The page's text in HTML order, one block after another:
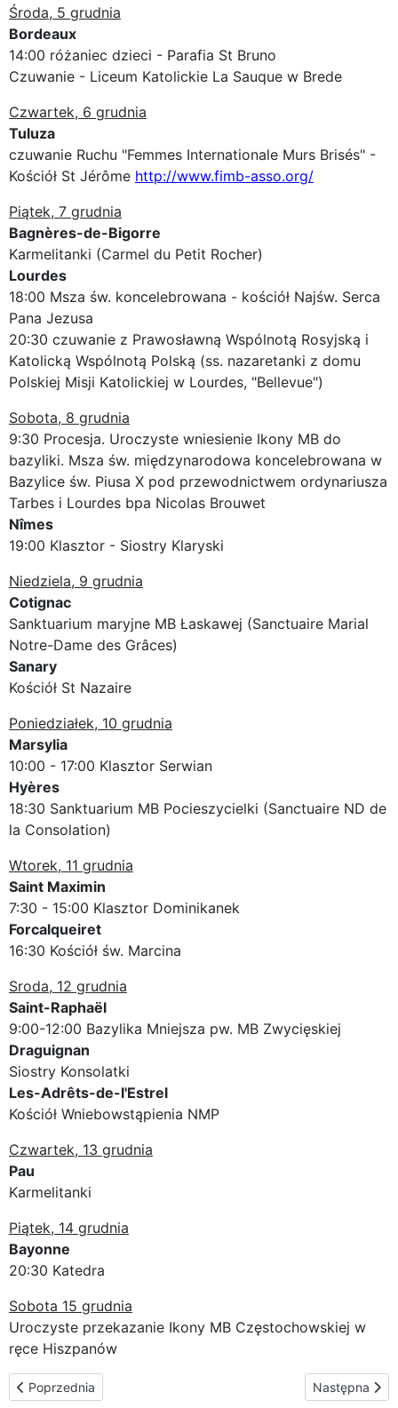
Środa, 5 grudnia
Bordeaux
14:00 różaniec dzieci - Parafia St Bruno
Czuwanie - Liceum Katolickie La Sauque w Brede
Czwartek, 6 grudnia
Tuluza
czuwanie Ruchu "Femmes Internationale Murs Brisés" -
Kościół St Jérôme http://www.fimb-asso.org/
Piątek, 7 grudnia
Bagnères-de-Bigorre
Karmelitanki (Carmel du Petit Rocher)
Lourdes
18:00 Msza św. koncelebrowana - kościół Najśw. Serca
Pana Jezusa
20:30 czuwanie z Prawosławną Wspólnotą Rosyjską i
Katolicką Wspólnotą Polską (ss. nazaretanki z domu
Polskiej Misji Katolickiej w Lourdes, "Bellevue")
Sobota, 8 grudnia
9:30 Procesja. Uroczyste wniesienie Ikony MB do
bazyliki. Msza św. międzynarodowa koncelebrowana w
Bazylice św. Piusa X pod przewodnictwem ordynariusza
Tarbes i Lourdes bpa Nicolas Brouwet
Nîmes
19:00 Klasztor - Siostry Klaryski
Niedziela, 9 grudnia
Cotignac
Sanktuarium maryjne MB Łaskawej (Sanctuaire Marial
Notre-Dame des Grâces)
Sanary
Kościół St Nazaire
Poniedziałek, 10 grudnia
Marsylia
10:00 - 17:00 Klasztor Serwian
Hyères
18:30 Sanktuarium MB Pocieszycielki (Sanctuaire ND de
la Consolation)
Wtorek, 11 grudnia
Saint Maximin
7:30 - 15:00 Klasztor Dominikanek
Forcalqueiret
16:30 Kościół św. Marcina
Sroda, 12 grudnia
Saint-Raphaël
9:00-12:00 Bazylika Mniejsza pw. MB Zwycięskiej
Draguignan
Siostry Konsolatki
Les-Adrêts-de-l'Estrel
Kościół Wniebowstąpienia NMP
Czwartek, 13 grudnia
Pau
Karmelitanki
Piątek, 14 grudnia
Bayonne
20:30 Katedra
Sobota 15 grudnia
Uroczyste przekazanie Ikony MB Częstochowskiej w
ręce Hiszpanów
Poprzednia strona: Trasa peregrynacji w Irlandii
Poprzednia Następna
Następna